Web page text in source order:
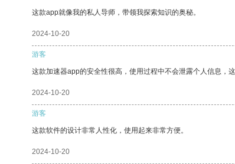
这款app就像我的私人导师，带领我探索知识的奥秘。
2024-10-20
游客
这款加速器app的安全性很高，使用过程中不会泄露个人信息，
2024-10-20
游客
这款软件的设计非常人性化，使用起来非常方便。
2024-10-20